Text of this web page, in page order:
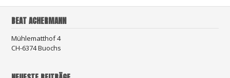
BEAT ACHERMANN
Mühlematthof 4
CH-6374 Buochs